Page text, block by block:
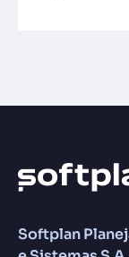
Softplan